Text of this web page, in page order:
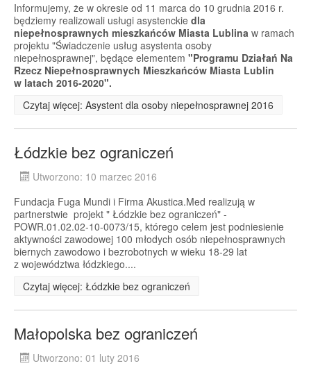
Informujemy, że w okresie od 11 marca do 10 grudnia 2016 r.
będziemy realizowali usługi asystenckie dla
niepełnosprawnych mieszkańców Miasta Lublina w ramach
projektu "Świadczenie usług asystenta osoby
niepełnosprawnej", będące elementem "Programu Działań Na
Rzecz Niepełnosprawnych Mieszkańców Miasta Lublin
w latach 2016-2020".
Czytaj więcej: Asystent dla osoby niepełnosprawnej 2016
Łódzkie bez ograniczeń
Utworzono: 10 marzec 2016
Fundacja Fuga Mundi i Firma Akustica.Med realizują w
partnerstwie projekt " Łódzkie bez ograniczeń" -
POWR.01.02.02-10-0073/15, którego celem jest podniesienie
aktywności zawodowej 100 młodych osób niepełnosprawnych
biernych zawodowo i bezrobotnych w wieku 18-29 lat
z województwa łódzkiego....
Czytaj więcej: Łódzkie bez ograniczeń
Małopolska bez ograniczeń
Utworzono: 01 luty 2016